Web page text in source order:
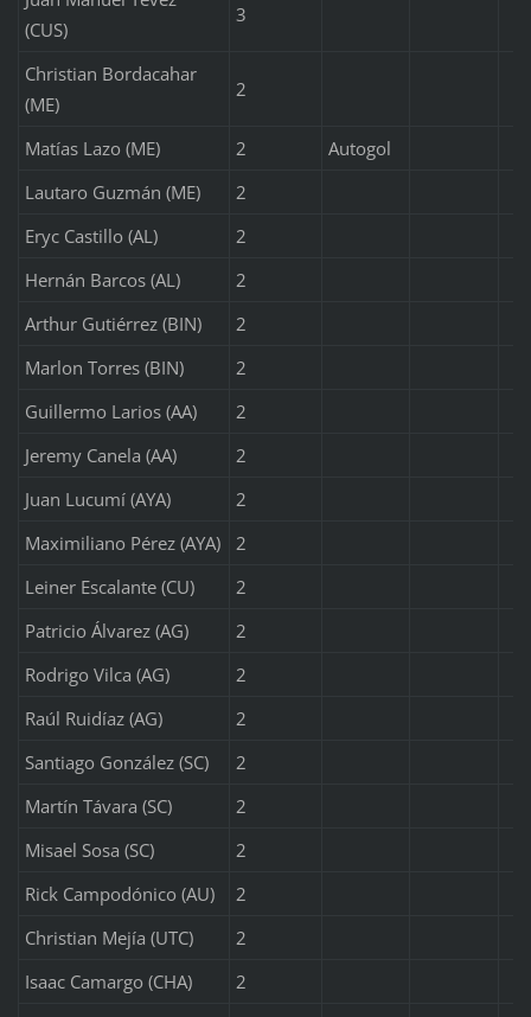
(CUS)
3
Christian Bordacahar
(ME)
2
Matías Lazo (ME) 2
Autogol
Lautaro Guzmán (ME)
2
Eryc Castillo (AL)
2
Hernán Barcos (AL)
2
Arthur Gutiérrez (BIN)
2
Marlon Torres (BIN)
2
Guillermo Larios (AA)
2
Jeremy Canela (AA)
2
Juan Lucumí (AYA)
2
Maximiliano Pérez (AYA)
2
Leiner Escalante (CU)
2
Patricio Álvarez (AG)
2
Rodrigo Vilca (AG)
2
Raúl Ruidíaz (AG)
2
Santiago González (SC)
2
Martín Távara (SC)
2
Misael Sosa (SC)
2
Rick Campodónico (AU)
2
Christian Mejía (UTC)
2
Isaac Camargo (CHA)
2